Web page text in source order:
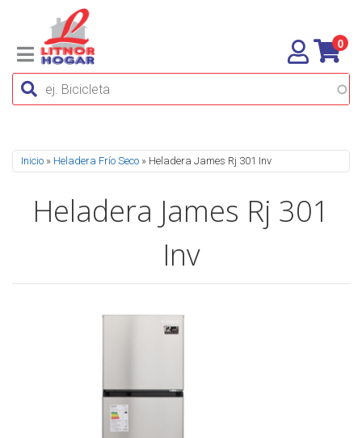
0
Se encuentra usted aquí
Inicio » Heladera Frío Seco » Heladera James Rj 301 Inv
Heladera James Rj 301
Inv